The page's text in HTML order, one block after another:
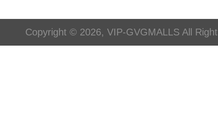
Copyright © 2026, VIP-GVGMALLS All